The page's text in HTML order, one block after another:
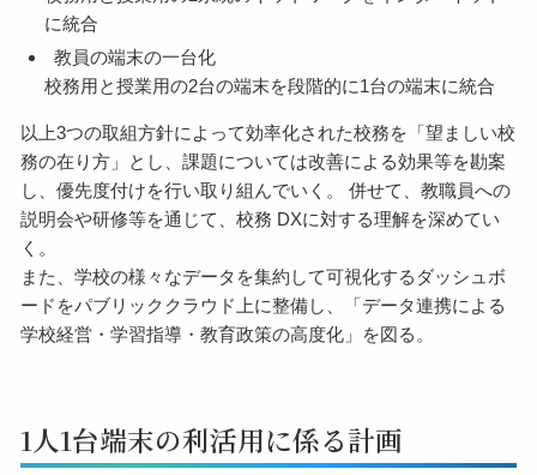
に統合
教員の端末の一台化
校務用と授業用の2台の端末を段階的に1台の端末に統合
以上3つの取組方針によって効率化された校務を「望ましい校
務の在り方」とし、課題については改善による効果等を勘案
し、優先度付けを行い取り組んでいく。 併せて、教職員への
説明会や研修等を通じて、校務 DXに対する理解を深めてい
く。
また、学校の様々なデータを集約して可視化するダッシュボ
ードをパブリッククラウド上に整備し、「データ連携による
学校経営・学習指導・教育政策の高度化」を図る。
1人1台端末の利活用に係る計画